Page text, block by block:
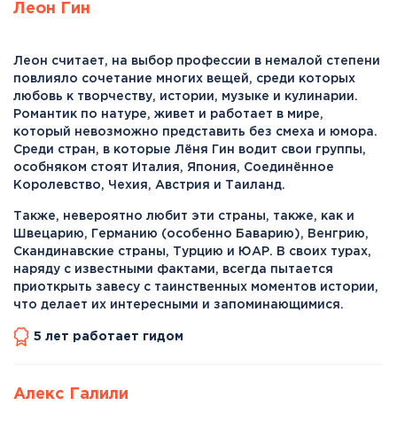
Леон Гин
Леон считает, на выбор профессии в немалой степени
повлияло сочетание многих вещей, среди которых
любовь к творчеству, истории, музыке и кулинарии.
Романтик по натуре, живет и работает в мире,
который невозможно представить без смеха и юмора.
Среди стран, в которые Лёня Гин водит свои группы,
особняком стоят Италия, Япония, Соединённое
Королевство, Чехия, Австрия и Таиланд.
Также, невероятно любит эти страны, также, как и
Швецарию, Германию (особенно Баварию), Венгрию,
Скандинавские страны, Турцию и ЮАР. В своих турах,
наряду с известными фактами, всегда пытается
приоткрыть завесу с таинственных моментов истории,
что делает их интересными и запоминающимися.
5 лет работает гидом
Алекс Галили